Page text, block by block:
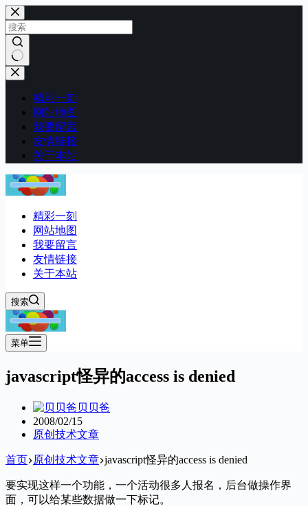
跳
至
内
容
无
精彩一刻
网站地图
我要留言
友情链接
关于本站
精彩一刻
网站地图
我要留言
友情链接
关于本站
搜索
菜单
javascript怪异的access is denied
贝贝爸
2008/02/15
原创技术文章
首页 原创技术文章 javascript怪异的access is denied
要实现这样一个功能，一个活动很多人报名，后台做操作界
面，可以给某些数据做一下标记。